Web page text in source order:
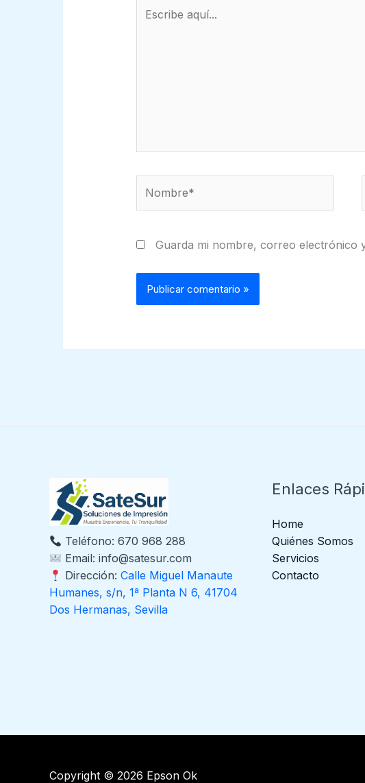
aquí...
Guarda mi nombre, correo electrónico
Teléfono: 670 968 288
Email: info@satesur.com
Dirección:Calle Miguel Manaute
Humanes, s/n, 1ª Planta N 6, 41704
Dos Hermanas, Sevilla
Enlaces
Home
Quiénes Somos
Servicios
Contacto
Copyright © 2026 Epson Ok